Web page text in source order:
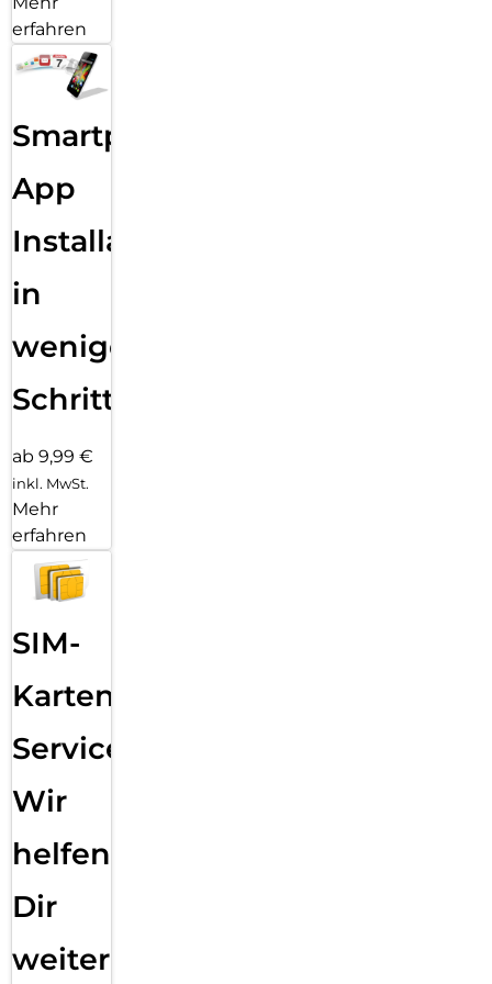
erfahren
Smartphone
App
Installation
in
wenigen
Schritten
ab 9,99 €
inkl. MwSt.
Mehr
erfahren
SIM-
Karten
Service:
Wir
helfen
Dir
weiter